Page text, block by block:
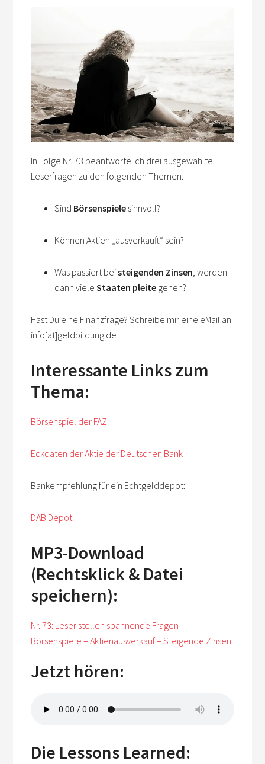
In Folge Nr. 73 beantworte ich drei ausgewählte
Leserfragen zu den folgenden Themen:
Sind Börsenspiele sinnvoll?
Können Aktien „ausverkauft“ sein?
Was passiert beisteigenden Zinsen , werden
dann vieleStaaten pleite gehen?
Hast Du eine Finanzfrage? Schreibe mir eine eMail an
info[at]geldbildung.de!
Interessante Links zum
Thema:
Börsenspiel der FAZ
Eckdaten der Aktie der Deutschen Bank
Bankempfehlung für ein Echtgelddepot:
DAB Depot
MP3-Download
(Rechtsklick & Datei
speichern):
Nr. 73: Leser stellen spannende Fragen –
Börsenspiele – Aktienausverkauf – Steigende Zinsen
Jetzt hören:
Die Lessons Learned: